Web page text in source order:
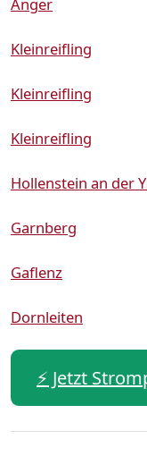
Kleinreifling
Kleinreifling
Kleinreifling
Hollenstein an der
Garnberg
Gaflenz
Dornleiten
⚡️ Jetzt